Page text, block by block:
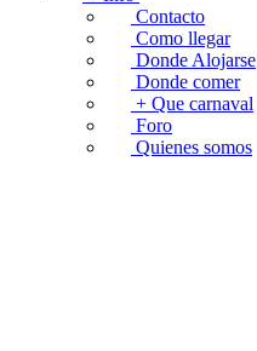
Contacto
Como llegar
Donde Alojarse
Donde comer
+ Que carnaval
Foro
Quienes somos